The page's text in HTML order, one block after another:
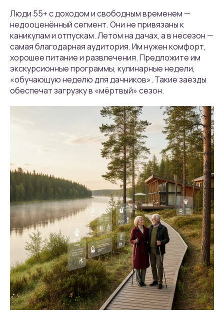
Люди 55+ с доходом и свободным временем —
недооценённый сегмент. Они не привязаны к
каникулам и отпускам. Летом на дачах, а в несезон —
самая благодарная аудитория. Им нужен комфорт,
хорошее питание и развлечения. Предложите им
экскурсионные программы, кулинарные недели,
«обучающую неделю для дачников». Такие заезды
обеспечат загрузку в «мёртвый» сезон.